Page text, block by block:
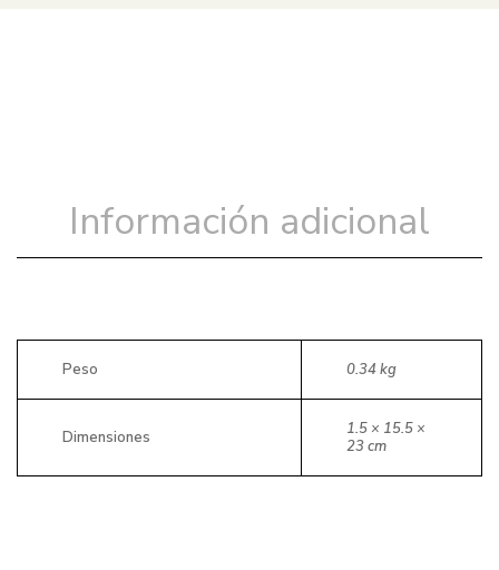
Información adicional
Peso 0.34 kg
Dimensiones
1.5 × 15.5 ×
23 cm